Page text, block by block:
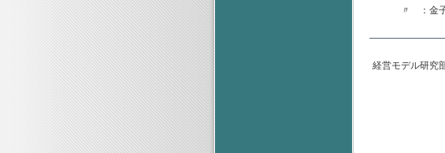
〃 ：金子 勝
経営モデル研究
主査
（幹
山梨